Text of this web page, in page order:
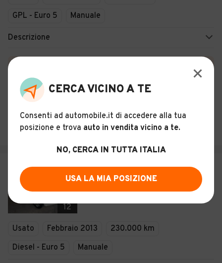
GPL - Euro 5
Manuale
Descrizione
Storia del veicolo
PLURISERVICE S.R.L.S.
Casoria (NA)
12
€ 3.999
Hyundai i20 1.4 CRDi 5p. Sound
Edition
Usato Febbraio 2013
230.000 km
Diesel - Euro 5
Manuale
CERCA VICINO A TE
Consenti ad automobile.it di accedere alla tua
posizione e trova auto in vendita vicino a te.
NO, CERCA IN TUTTA ITALIA
USA LA MIA POSIZIONE